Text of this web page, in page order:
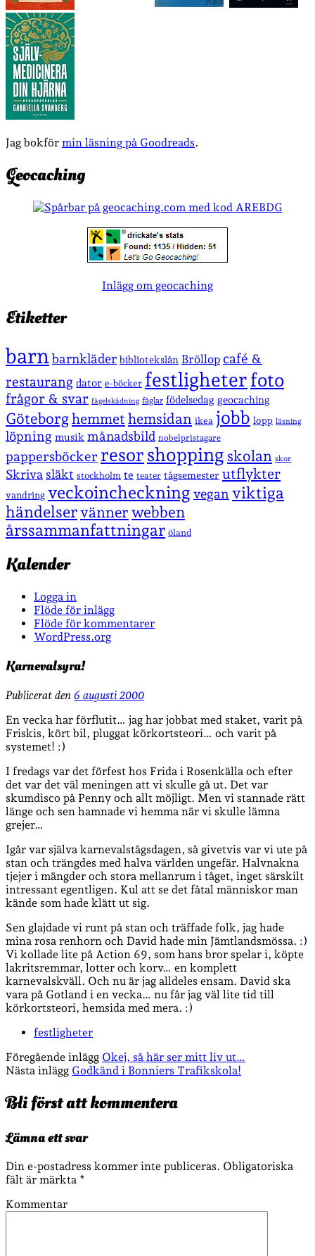
Jag bokför min läsning på Goodreads.
Geocaching
Inlägg om geocaching
Etiketter
barnbarnkläder bibliotekslån Bröllop café &
restaurang dator e-böcker festligheterfoto
frågor & svar fågelskådning fåglar födelsedag geocaching
Göteborghemmet hemsidan ikea jobb lopp läsning
löpning musik månadsbild nobelpristagare
pappersböcker resor shopping skolan skor
Skriva släkt stockholm te teater tågsemester utflykter
vandring veckoincheckning vegan viktiga
händelservänner webben
årssammanfattningar öland
Kalender
Logga in
Flöde för inlägg
Flöde för kommentarer
WordPress.org
Karnevalsyra!
Publicerat den 6 augusti 2000
En vecka har förflutit… jag har jobbat med staket, varit på
Friskis, kört bil, pluggat körkortsteori… och varit på
systemet! :)
I fredags var det förfest hos Frida i Rosenkälla och efter
det var det väl meningen att vi skulle gå ut. Det var
skumdisco på Penny och allt möjligt. Men vi stannade rätt
länge och sen hamnade vi hemma när vi skulle lämna
grejer…
Igår var själva karnevalstågsdagen, så givetvis var vi ute på
stan och trängdes med halva världen ungefär. Halvnakna
tjejer i mängder och stora mellanrum i tåget, inget särskilt
intressant egentligen. Kul att se det fåtal människor man
kände som hade klätt ut sig.
Sen glajdade vi runt på stan och träffade folk, jag hade
mina rosa renhorn och David hade min Jämtlandsmössa. :)
Vi kollade lite på Action 69, som hans bror spelar i, köpte
lakritsremmar, lotter och korv… en komplett
karnevalskväll. Och nu är jag alldeles ensam. David ska
vara på Gotland i en vecka… nu får jag väl lite tid till
körkortsteori, hemsida med mera. :)
festligheter
Föregående inlägg Okej, så här ser mitt liv ut…
Nästa inlägg Godkänd i Bonniers Trafikskola!
Bli först att kommentera
Lämna ett svar
Din e-postadress kommer inte publiceras. Obligatoriska
fält är märkta *
Kommentar